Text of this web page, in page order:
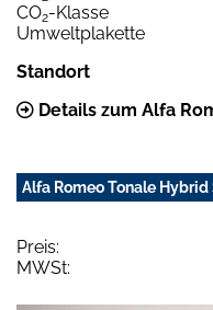
CO2-Klasse
Umweltplakette
Standort
Details zum Alfa
Alfa Romeo Tonale
Preis:
MWSt: